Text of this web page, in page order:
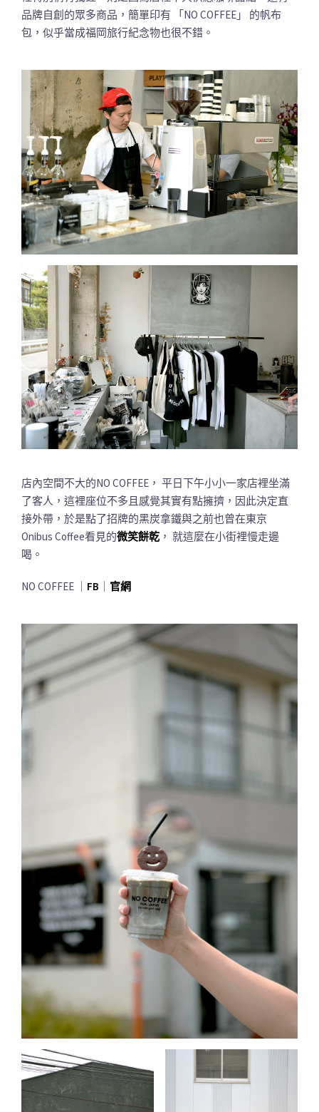
品牌自創的眾多商品，簡單印有 「NO COFFEE」 的帆布
包，似乎當成福岡旅行紀念物也很不錯。
店內空間不大的NO COFFEE， 平日下午小小一家店裡坐滿
了客人，這裡座位不多且感覺其實有點擁擠，因此決定直
接外帶，於是點了招牌的黑炭拿鐵與之前也曾在東京
Onibus Coffee看見的微笑餅乾 ， 就這麼在小街裡慢走邊
喝。
NO COFFEE ｜ FB 官網